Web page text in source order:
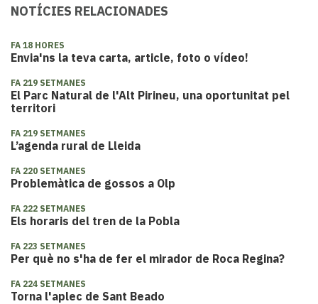
NOTÍCIES RELACIONADES
FA 18 HORES
Envia'ns la teva carta, article, foto o vídeo!
FA 219 SETMANES
El Parc Natural de l'Alt Pirineu, una oportunitat pel
territori
FA 219 SETMANES
L’agenda rural de Lleida
FA 220 SETMANES
Problemàtica de gossos a Olp
FA 222 SETMANES
Els horaris del tren de la Pobla
FA 223 SETMANES
Per què no s'ha de fer el mirador de Roca Regina?
FA 224 SETMANES
Torna l'aplec de Sant Beado